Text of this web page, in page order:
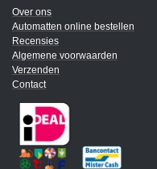
Over ons
Automatten online bestellen
Recensies
Algemene voorwaarden
Verzenden
Contact